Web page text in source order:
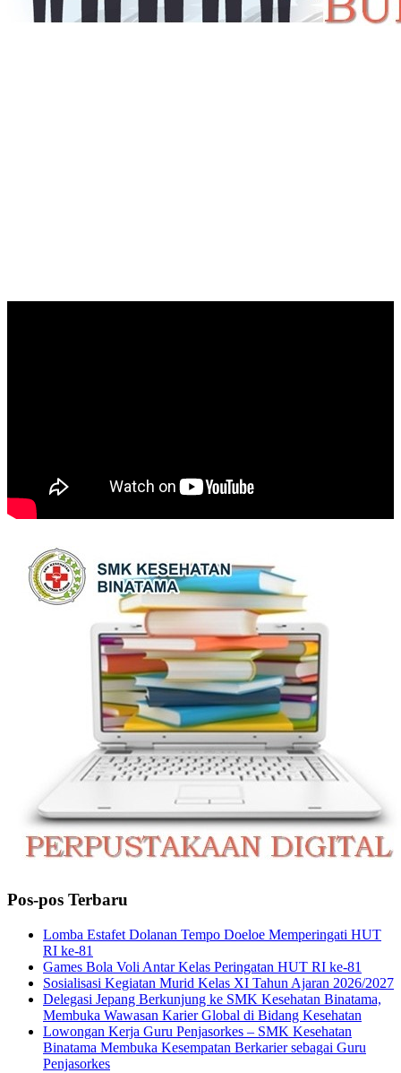
Pos-pos Terbaru
Lomba Estafet Dolanan Tempo Doeloe Memperingati HUT
RI ke-81
Games Bola Voli Antar Kelas Peringatan HUT RI ke-81
Sosialisasi Kegiatan Murid Kelas XI Tahun Ajaran 2026/2027
Delegasi Jepang Berkunjung ke SMK Kesehatan Binatama,
Membuka Wawasan Karier Global di Bidang Kesehatan
Lowongan Kerja Guru Penjasorkes – SMK Kesehatan
Binatama Membuka Kesempatan Berkarier sebagai Guru
Penjasorkes